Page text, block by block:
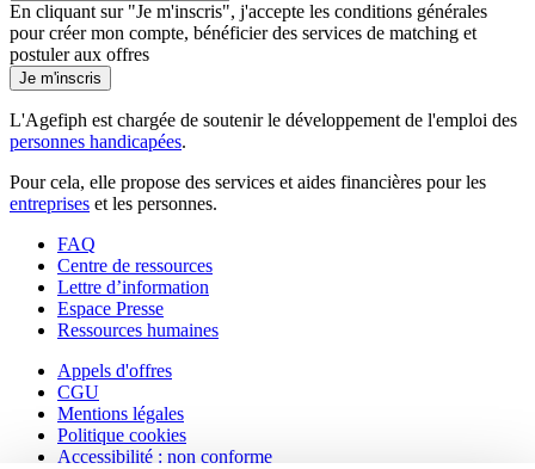
En cliquant sur "Je m'inscris", j'accepte les conditions générales
pour créer mon compte, bénéficier des services de matching et
postuler aux offres
Je m'inscris
L'Agefiph est chargée de soutenir le développement de l'emploi des
personnes handicapées.
Pour cela, elle propose des services et aides financières pour les
entreprises et les personnes.
FAQ
Centre de ressources
Lettre d’information
Espace Presse
Ressources humaines
Appels d'offres
CGU
Mentions légales
Politique cookies
Accessibilité : non conforme